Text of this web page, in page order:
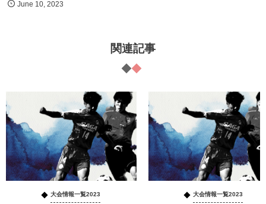
June 10 ,2023
関連記事
大会情報一覧2023 大会情報一覧2023